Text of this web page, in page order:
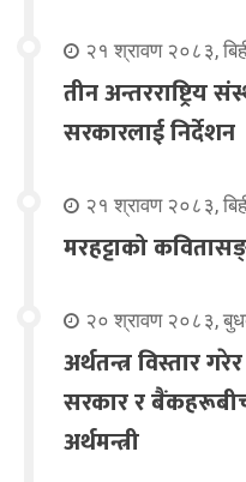
२१ श्रावण २०८३,
तीन अन्तरराष्ट्रिय
सरकारलाई निर्देशन
२१ श्रावण २०८३,
मरहट्टाको
२० श्रावण २०८३,
अर्थतन्त्र विस्तार
सरकार र
अर्थमन्त्री